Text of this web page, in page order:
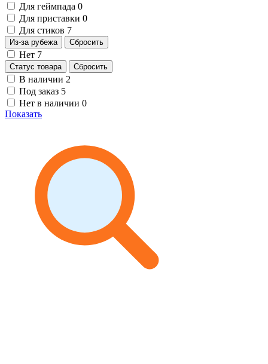
Для геймпада 0
Для приставки 0
Для стиков 7
Из-за рубежа Сбросить
Нет 7
Статус товара Сбросить
В наличии 2
Под заказ 5
Нет в наличии 0
Показать